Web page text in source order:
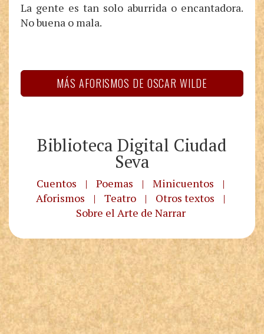
La gente es tan solo aburrida o encantadora.
No buena o mala.
MÁS AFORISMOS DE OSCAR WILDE
Biblioteca Digital Ciudad
Seva
Cuentos | Poemas | Minicuentos
|
Aforismos
| Teatro | Otros textos
|
Sobre el Arte de Narrar